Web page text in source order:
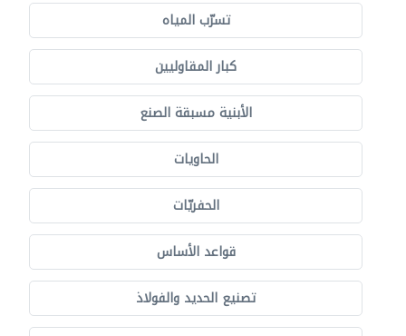
تسرّب المياه
كبار المقاوليين
الأبنية مسبقة الصنع
الحاويات
الحفريّات
قواعد الأساس
تصنيع الحديد والفولاذ